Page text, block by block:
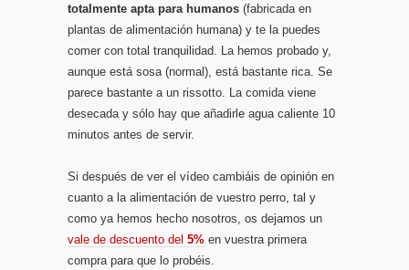
totalmente apta para humanos (fabricada en
plantas de alimentación humana) y te la puedes
comer con total tranquilidad. La hemos probado y,
aunque está sosa (normal), está bastante rica. Se
parece bastante a un rissotto. La comida viene
desecada y sólo hay que añadirle agua caliente 10
minutos antes de servir.
Si después de ver el vídeo cambiáis de opinión en
cuanto a la alimentación de vuestro perro, tal y
como ya hemos hecho nosotros, os dejamos un
vale de descuento del 5% en vuestra primera
compra para que lo probéis.